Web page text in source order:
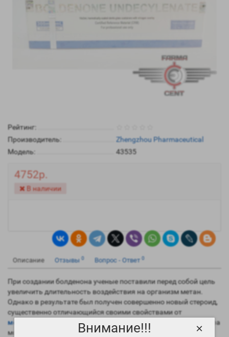
Внимание!!! ×
Рейтинг:
Производитель:
Zhengzhou Pharmaceutical
Модель:
43535
4752р.
В наличии
Описание Отзывы 0 Вопрос - Ответ 0
При создании болденона ученые поставили перед собой цель
увеличить длительность воздействия на организм метан.
Однако в результате был получен совершенно новый стероид,
существенно отличающийся своими свойствами от
метандиенона
. В то же время следует признать, что структура
молекул этих препаратов весьма похожа.